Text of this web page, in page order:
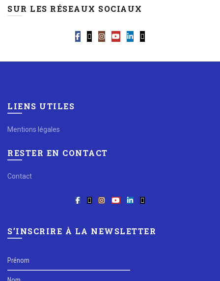
SUR LES RÉSEAUX SOCIAUX
LIENS UTILES
Mentions légales
RESTER EN CONTACT
Contact
S’INSCRIRE À LA NEWSLETTER